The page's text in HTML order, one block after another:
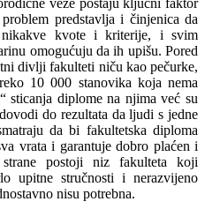
predstavlja i činjenica da
nikakve kvote i kriterije, i svim
omogućuju da ih upišu. Pored
divlji fakulteti niču kao pečurke,
10 000 stanovika koja nema
sticanja diplome na njima već su
do rezultata da ljudi s jedne
da bi fakultetska diploma
vrata i garantuje dobro plaćen i
postoji niz fakulteta koji
upitne stručnosti i nerazvijeno
nisu potrebna.